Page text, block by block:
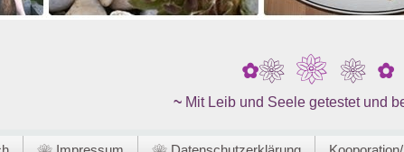
✿❀ ❀ ❀ ✿
~ Mit Leib und Seele getestet und